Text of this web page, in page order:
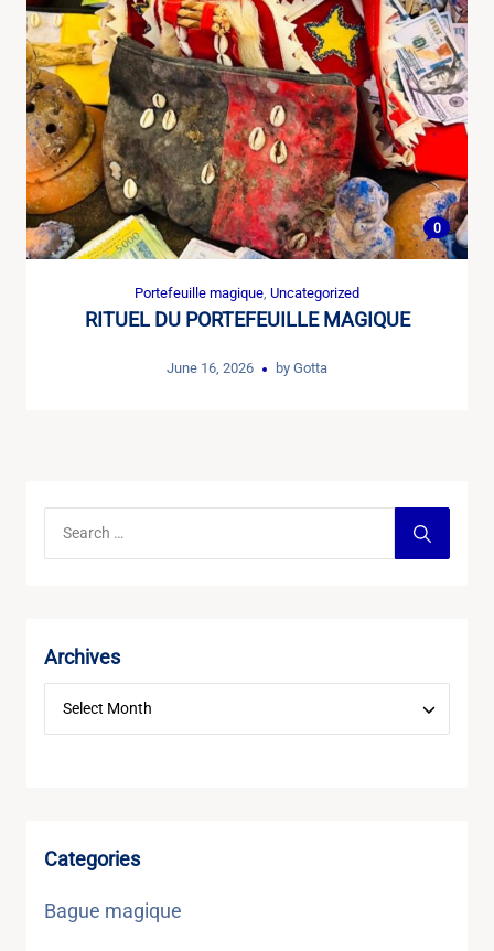
0
Portefeuille magique, Uncategorized
RITUEL DU PORTEFEUILLE MAGIQUE
June 16, 2026 by Gotta
Archives
Categories
Bague magique